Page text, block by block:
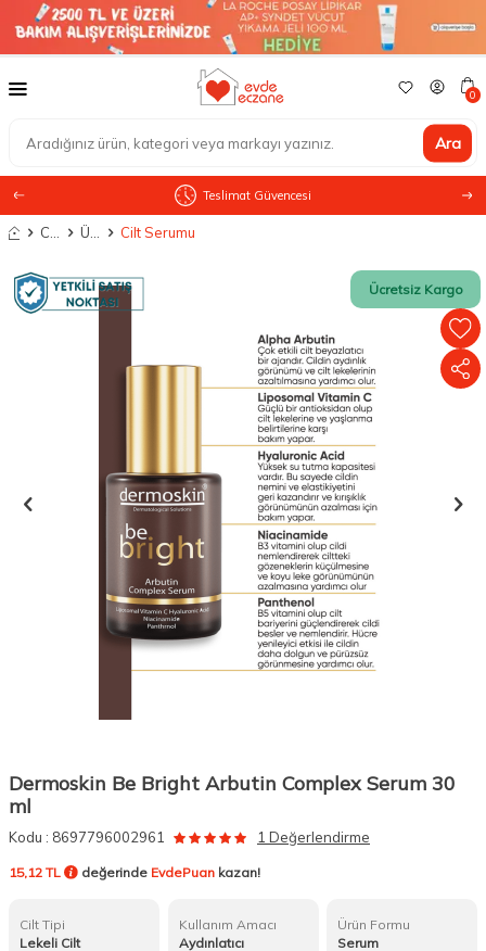
Ara
0
Teslimat Güvencesi
Anasayfa Cilt Serumu
Ücretsiz Kargo
Dermoskin Be Bright Arbutin Complex Serum 30
ml
Kodu : 8697796002961 1 Değerlendirme
15,12 TL değerinde EvdePuan kazan!
Cilt Tipi
Lekeli Cilt
Kullanım Amacı
Aydınlatıcı
Ürün Formu
Serum